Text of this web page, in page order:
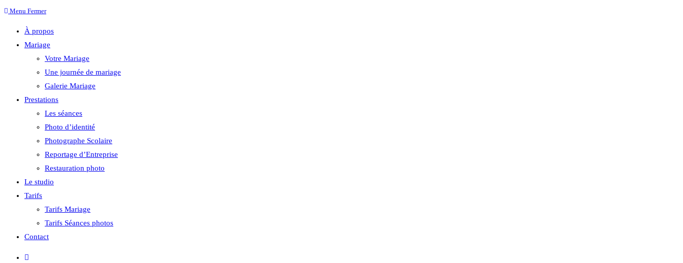
Menu Fermer
À propos
Mariage
Votre Mariage
Une journée de mariage
Galerie Mariage
Prestations
Les séances
Photo d’identité
Photographe Scolaire
Reportage d’Entreprise
Restauration photo
Le studio
Tarifs
Tarifs Mariage
Tarifs Séances photos
Contact